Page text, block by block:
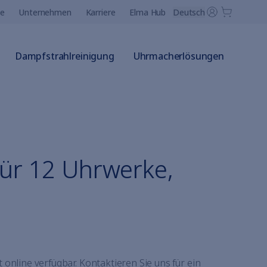
Unternehmen Karriere Elma Hub Deutsch
Dampfstrahlreinigung Uhrmacherlösungen
12 Uhrwerke,
verfügbar. Kontaktieren Sie uns für ein